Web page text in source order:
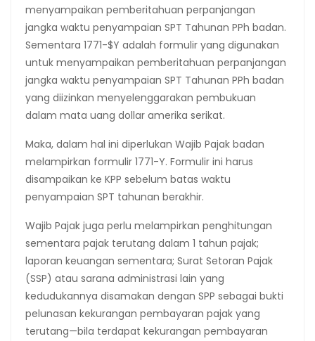
menyampaikan pemberitahuan perpanjangan
jangka waktu penyampaian SPT Tahunan PPh badan.
Sementara 1771-$Y adalah formulir yang digunakan
untuk menyampaikan pemberitahuan perpanjangan
jangka waktu penyampaian SPT Tahunan PPh badan
yang diizinkan menyelenggarakan pembukuan
dalam mata uang dollar amerika serikat.
Maka, dalam hal ini diperlukan Wajib Pajak badan
melampirkan formulir 1771-Y. Formulir ini harus
disampaikan ke KPP sebelum batas waktu
penyampaian SPT tahunan berakhir.
Wajib Pajak juga perlu melampirkan penghitungan
sementara pajak terutang dalam 1 tahun pajak;
laporan keuangan sementara; Surat Setoran Pajak
(SSP) atau sarana administrasi lain yang
kedudukannya disamakan dengan SPP sebagai bukti
pelunasan kekurangan pembayaran pajak yang
terutang—bila terdapat kekurangan pembayaran